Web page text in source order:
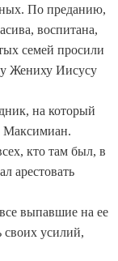
По преданию,
воспитана,
семей просили
Жениху Иисусу
на который
Максимиан.
кто там был, в
арестовать
выпавшие на ее
своих усилий,